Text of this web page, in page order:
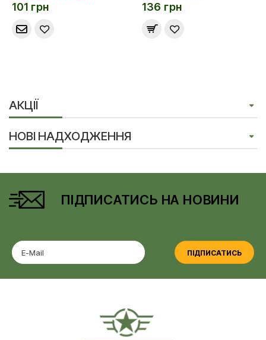
101 грн 136 грн
АКЦІЇ
НОВІ НАДХОДЖЕННЯ
ПІДПИСАТИСЬ НА НОВИНИ
ПІДПИСАТИСЬ